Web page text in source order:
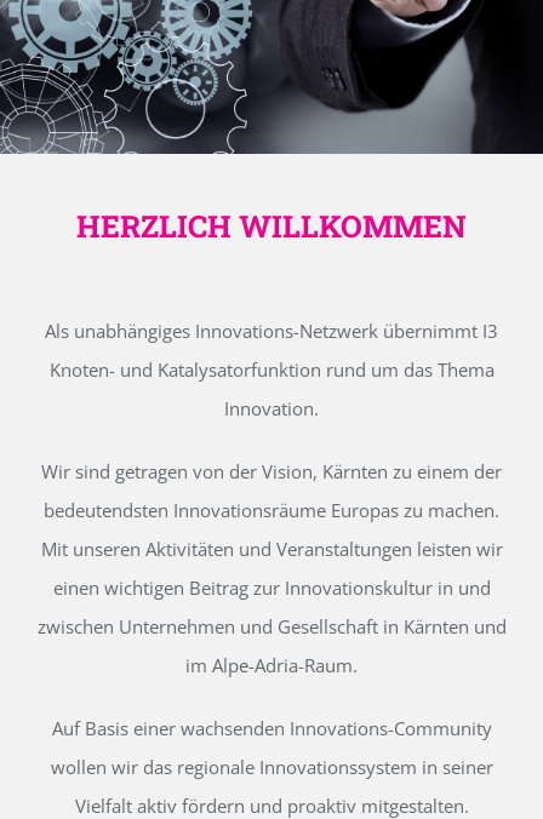
HERZLICH WILLKOMMEN
Als unabhängiges Innovations-Netzwerk übernimmt I3
Knoten- und Katalysatorfunktion rund um das Thema
Innovation.
Wir sind getragen von der Vision, Kärnten zu einem der
bedeutendsten Innovationsräume Europas zu machen.
Mit unseren Aktivitäten und Veranstaltungen leisten wir
einen wichtigen Beitrag zur Innovationskultur in und
zwischen Unternehmen und Gesellschaft in Kärnten und
im Alpe-Adria-Raum.
Auf Basis einer wachsenden Innovations-Community
wollen wir das regionale Innovationssystem in seiner
Vielfalt aktiv fördern und proaktiv mitgestalten.